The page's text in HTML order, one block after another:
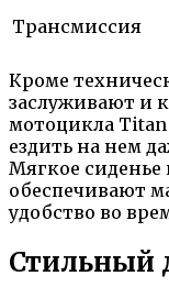
Трансмиссия
Кроме
заслуживают и
мотоцикла Titan
ездить на нем
Мягкое
обеспечивают
удобство во
Стильный